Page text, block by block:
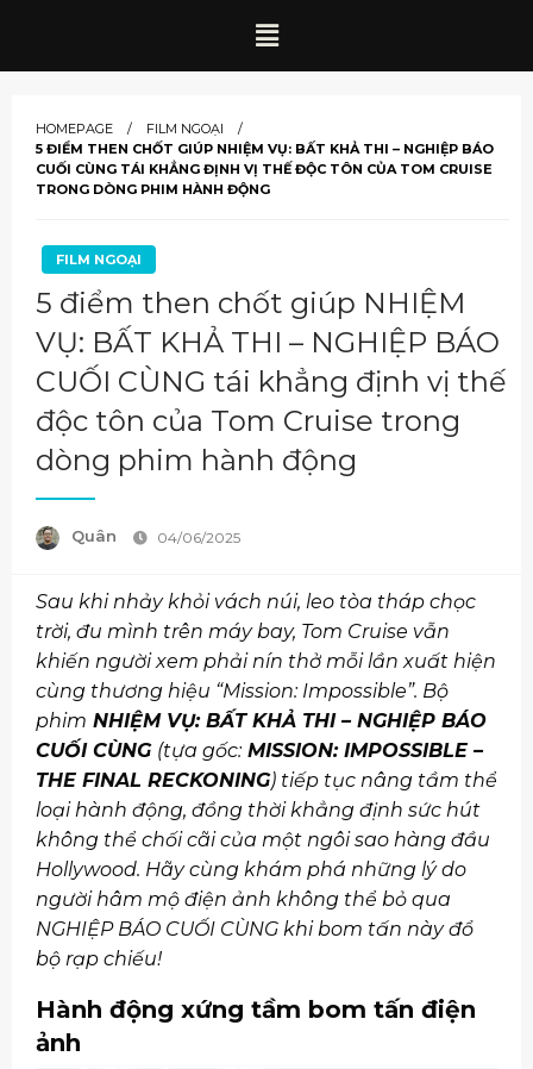
HOMEPAGE
FILM NGOẠI
5 ĐIỂM THEN CHỐT GIÚP NHIỆM VỤ: BẤT KHẢ THI – NGHIỆP BÁO
CUỐI CÙNG TÁI KHẲNG ĐỊNH VỊ THẾ ĐỘC TÔN CỦA TOM CRUISE
TRONG DÒNG PHIM HÀNH ĐỘNG
FILM NGOẠI
5 điểm then chốt giúp NHIỆM
VỤ: BẤT KHẢ THI – NGHIỆP BÁO
CUỐI CÙNG tái khẳng định vị thế
độc tôn của Tom Cruise trong
dòng phim hành động
Quân 04/06/2025
Sau khi nhảy khỏi vách núi, leo tòa tháp chọc
trời, đu mình trên máy bay, Tom Cruise vẫn
khiến người xem phải nín thở mỗi lần xuất hiện
cùng thương hiệu “Mission: Impossible”. Bộ
phim NHIỆM VỤ: BẤT KHẢ THI – NGHIỆP BÁO
CUỐI CÙNG (tựa gốc:MISSION: IMPOSSIBLE –
THE FINAL RECKONING) tiếp tục nâng tầm thể
loại hành động, đồng thời khẳng định sức hút
không thể chối cãi của một ngôi sao hàng đầu
Hollywood. Hãy cùng khám phá những lý do
người hâm mộ điện ảnh không thể bỏ qua
NGHIỆP BÁO CUỐI CÙNG khi bom tấn này đổ
bộ rạp chiếu!
Hành động xứng tầm bom tấn điện
ảnh